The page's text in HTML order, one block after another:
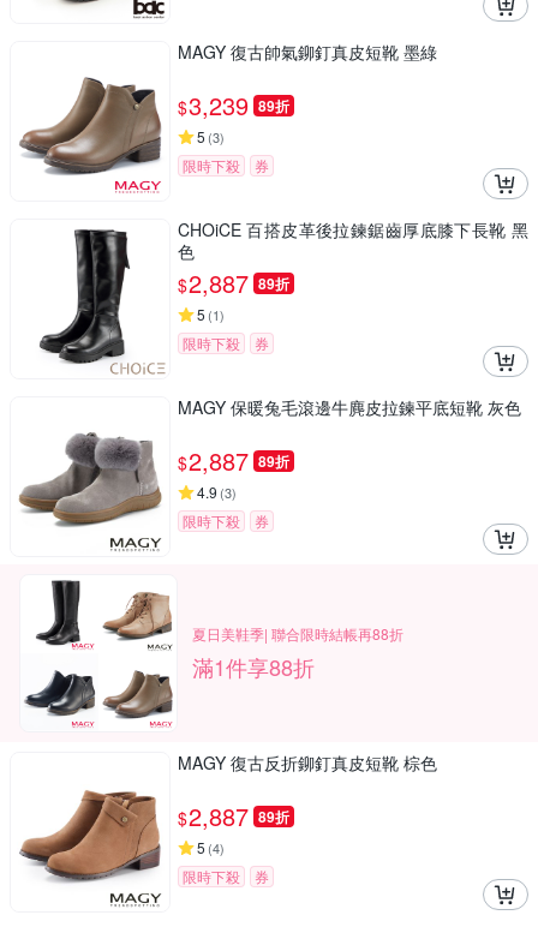
MAGY 復古帥氣鉚釘真皮短靴 墨綠
$3,239 89折
5 (3)
限時下殺 券
CHOiCE 百搭皮革後拉鍊鋸齒厚底膝下長靴 黑
色
$2,887 89折
5 (1)
限時下殺 券
MAGY 保暖兔毛滾邊牛麂皮拉鍊平底短靴 灰色
$2,887 89折
4.9 (3)
限時下殺 券
夏日美鞋季| 聯合限時結帳再88折
滿1件享88折
MAGY 復古反折鉚釘真皮短靴 棕色
$2,887 89折
5 (4)
限時下殺 券